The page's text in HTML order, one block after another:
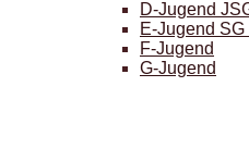
D-Jugend
E-Jugend
F-Jugend
G-Jugend